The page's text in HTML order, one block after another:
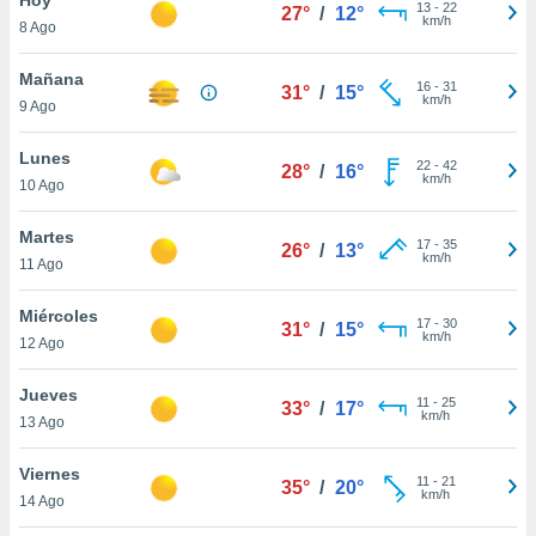
en
más
nuestra
de
cookies
aceptar
8 Ago
27° / 12° 13- 22
km/h
Mañana
9 Ago
31° / 15° 16- 31
km/h
Lunes
10 Ago
28° / 16° 22- 42
km/h
Martes
11 Ago
26° / 13° 17- 35
km/h
Miércoles
12 Ago
31° / 15° 17- 30
km/h
Jueves
13 Ago
33° / 17° 11 - 25
km/h
Viernes
14 Ago
35° / 20° 11 - 21
km/h